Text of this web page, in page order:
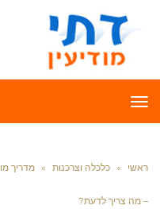
תפריט
ראשי » כלכלה וצרכנות »
– מה צריך לדעת?